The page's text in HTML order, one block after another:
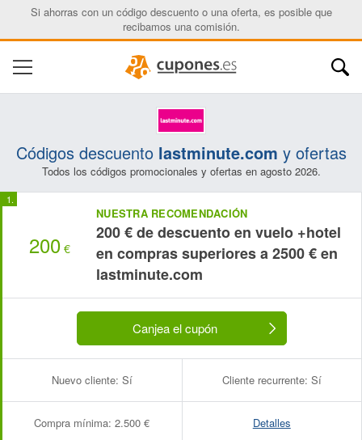
Si ahorras con un código descuento o una oferta, es posible que
recibamos una comisión.
Códigos descuento lastminute.com y ofertas
Todos los códigos promocionales y ofertas en agosto 2026.
200 €
NUESTRA RECOMENDACIÓN
200 € de descuento en vuelo +hotel
en compras superiores a 2500 € en
lastminute.com
Canjea el cupón
Nuevo cliente: Sí Cliente recurrente: Sí
Compra mínima: 2.500 € Detalles